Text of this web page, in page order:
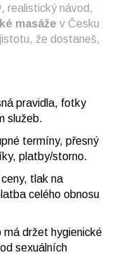
realistický návod,
masáže v Česku
že dostaneš,
pravidla, fotky
služeb.
termíny, přesný
platby/storno.
tlak na
celého obnosu
držet hygienické
sexuálních